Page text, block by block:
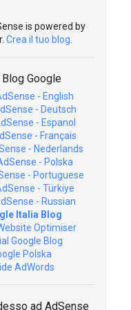
is powered by
Crea il tuo blog
Google
- English
- Deutsch
- Espanol
- Français
- Nederlands
- Polska
- Portuguese
- Türkiye
- Russian
Italia Blog
Optimiser
Google Blog
Polska
AdWords
ad AdSense